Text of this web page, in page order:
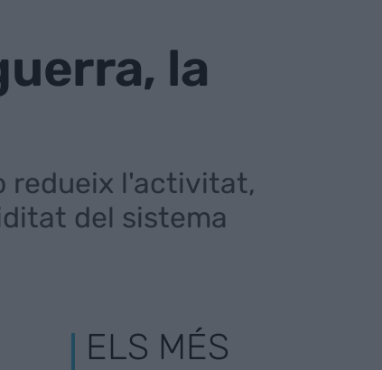
la
redueix l'activitat,
del sistema
ELS MÉS